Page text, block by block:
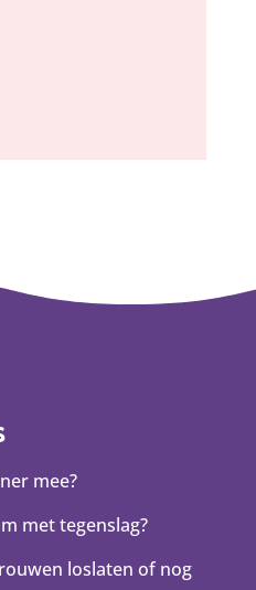
mee?
met tegenslag?
loslaten of nog